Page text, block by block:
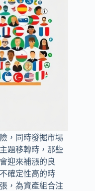
，同時發掘市場
題移轉時，那些
迎來補漲的良
確定性高的時
，為資產組合注